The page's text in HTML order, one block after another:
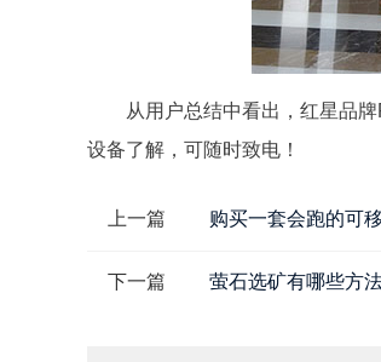
从用户总结中看出，红星品
设备了解，可随时致电！
上一篇 购买一套会跑的可
下一篇 萤石选矿有哪些方